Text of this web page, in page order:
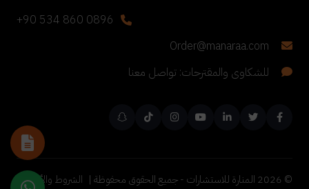
+90 534 860 0896
Order@manaraa.com
للشكاوى والمقترحات: تواصل معنا
©
2026 المنارة للاستشارات - جميع الحقوق محفوظة | الشروط والأحكام